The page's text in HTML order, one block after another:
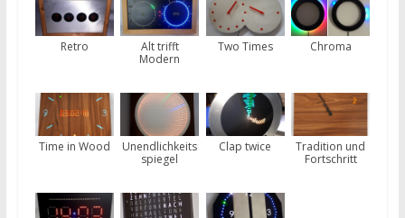
Retro
Alt trifft
Modern
Two Times Chroma
Time in Wood
Unendlichkeits
spiegel
Clap twice
Tradition und
Fortschritt